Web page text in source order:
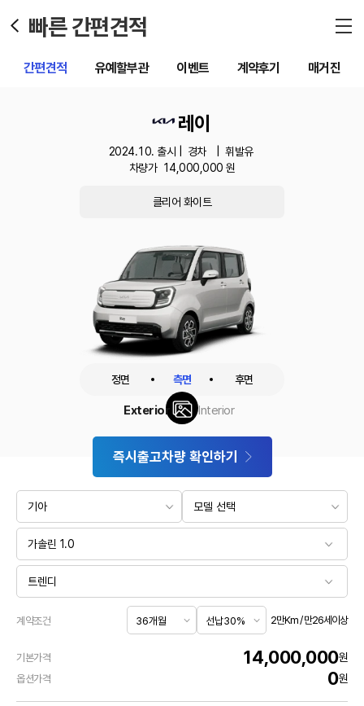
빠른 간편견적
간편견적 유예할부관 이벤트 계약후기 매거진
레이
2024.10. 출시 | 경차
휘발유
차량가 14,000,000 원
클리어 화이트
정면 측면 후면
Exterior Interior
즉시출고차량 확인하기
계약조건 2만Km / 만26세이상
기본가격 14,000,000원
옵션가격 0원